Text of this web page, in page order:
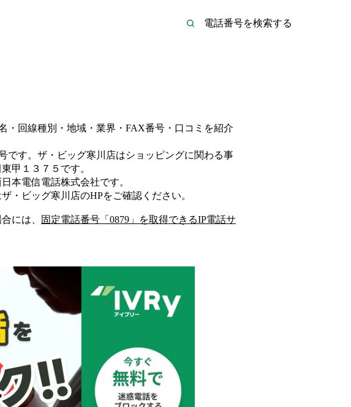
・回線種別・地域・業界・FAX番号・口コミを紹介
です。 ザ・ビッグ寒川店はショッピングに関わる事
甲１３７５ です。
日本電信電話株式会社です。
ザ・ビッグ寒川店のHPをご確認ください。
には、 固定電話番号「 0879 」を取得できるIP電話サ